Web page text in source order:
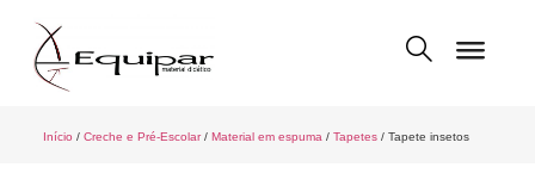
Início / Creche e Pré-Escolar/ Material em espuma / Tapetes/ Tapete insetos